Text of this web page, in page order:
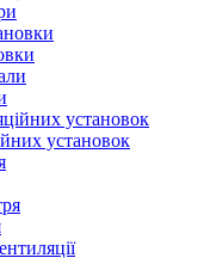
установок